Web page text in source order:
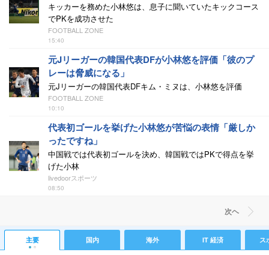
キッカーを務めた小林悠は、息子に聞いていたキックコース
でPKを成功させた
FOOTBALL ZONE
15:40
元Jリーガーの韓国代表DFが小林悠を評価「彼のプ
レーは脅威になる」
元Jリーガーの韓国代表DFキム・ミヌは、小林悠を評価
FOOTBALL ZONE
10:10
代表初ゴールを挙げた小林悠が苦悩の表情「厳しか
ったですね」
中国戦では代表初ゴールを決め、韓国戦ではPKで得点を挙
げた小林
livedoorスポーツ
08:50
次ヘ
主要 国内 海外 IT 経済 ス